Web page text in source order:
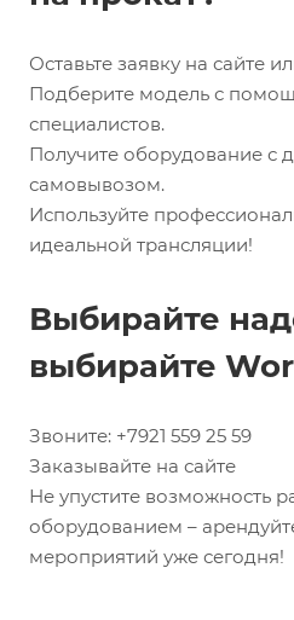
Оставьте заявку на сайте
Подберите модель с
специалистов.
Получите оборудование с
самовывозом.
Используйте
идеальной трансляции!
Выбирайте
выбирайте
Звоните: +7921 559 25 59
Заказывайте на сайте
Не упустите возможность
оборудованием –
мероприятий уже сегодня!